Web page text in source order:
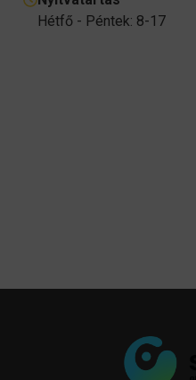
Hétfő - Péntek: 8-17